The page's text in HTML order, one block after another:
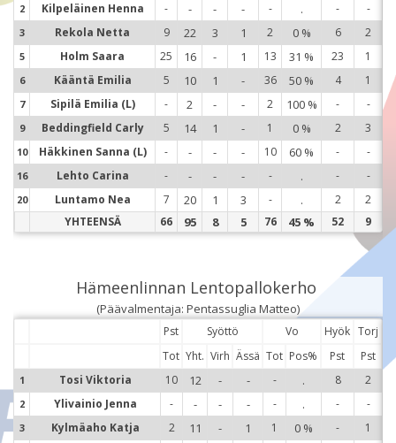
2 Kilpeläinen Henna - - - - - . - -
3 Rekola Netta 9 22 3 1 2 0 % 6 2
5 Holm Saara 25 16 - 1 13 31 % 23 1
6 Kääntä Emilia 5 10 1 - 36 50 % 4 1
7 Sipilä Emilia (L) - 2 - - 2 100 % - -
9 Beddingfield Carly 5 14 1 - 1 0 % 2 3
10 Häkkinen Sanna (L) - - - - 10 60 % - -
16 Lehto Carina - - - - - . - -
20 Luntamo Nea 7 20 1 3 - . 2
2
YHTEENSÄ
66 95 8 5 76 45 % 52 9
Hämeenlinnan Lentopallokerho
(Päävalmentaja: Pentassuglia Matteo)
Pst Syöttö Vo Hyök Torj
Tot Yht. Virh Ässä Tot Pos% Pst Pst
1 Tosi Viktoria 10 12 - - - . 8 2
2 Ylivainio Jenna - - - - - . - -
3 Kylmäaho Katja 2 11 - 1 1 0 % - 1
6